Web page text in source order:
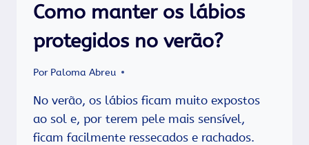
Como manter os lábios
protegidos no verão?
Por Paloma Abreu
No verão, os lábios ficam muito expostos
ao sol e, por terem pele mais sensível,
ficam facilmente ressecados e rachados.